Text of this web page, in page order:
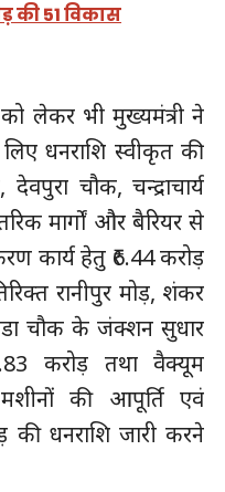
की 51 विकास
लेकर भी मुख्यमंत्री ने
धनराशि स्वीकृत की
चौक, चन्द्राचार्य
मार्गों और बैरियर से
कार्य हेतु ₹6.44 करोड़
रानीपुर मोड़, शंकर
चौक के जंक्शन सुधार
करोड़ तथा वैक्यूम
की आपूर्ति एवं
की धनराशि जारी करने